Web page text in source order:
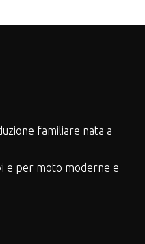
familiare nata a
e per moto moderne e